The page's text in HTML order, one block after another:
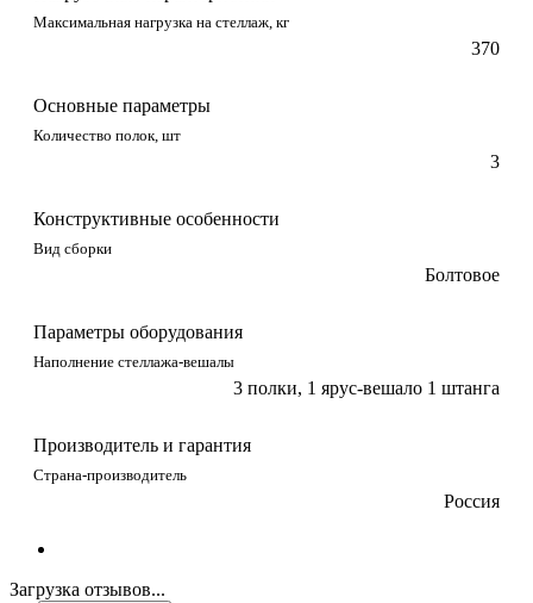
Максимальная нагрузка на стеллаж, кг
370
Основные параметры
Количество полок, шт
3
Конструктивные особенности
Вид сборки
Болтовое
Параметры оборудования
Наполнение стеллажа-вешалы
3 полки, 1 ярус-вешало 1 штанга
Производитель и гарантия
Страна-производитель
Россия
Загрузка отзывов...